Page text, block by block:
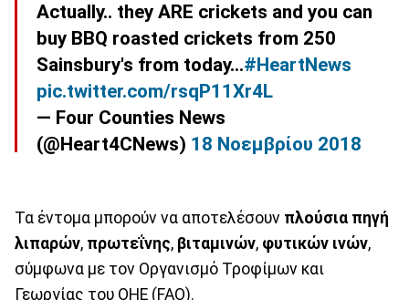
Actually.. they ARE crickets and you can
buy BBQ roasted crickets from 250
Sainsbury's from today...#HeartNews
pic.twitter.com/rsqP11Xr4L
— Four Counties News
(@Heart4CNews) 18 Νοεμβρίου 2018
Τα έντομα μπορούν να αποτελέσουν πλούσια πηγή
λιπαρών, πρωτεΐνης, βιταμινών, φυτικών ινών,
σύμφωνα με τον Οργανισμό Τροφίμων και
Γεωργίας του ΟΗΕ (FAO).